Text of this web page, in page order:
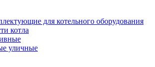
для котельного оборудования
котла
уличные